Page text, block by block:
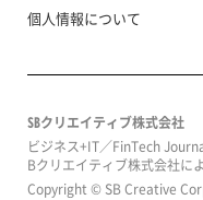
個人情報について
SBクリエイティブ株式会社
ビジネス+IT／FinTech
Bクリエイティブ株式会社に
Copyright © SB Creative